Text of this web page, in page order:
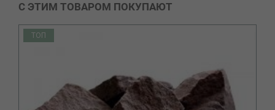
С ЭТИМ ТОВАРОМ ПОКУПАЮТ
ТОП